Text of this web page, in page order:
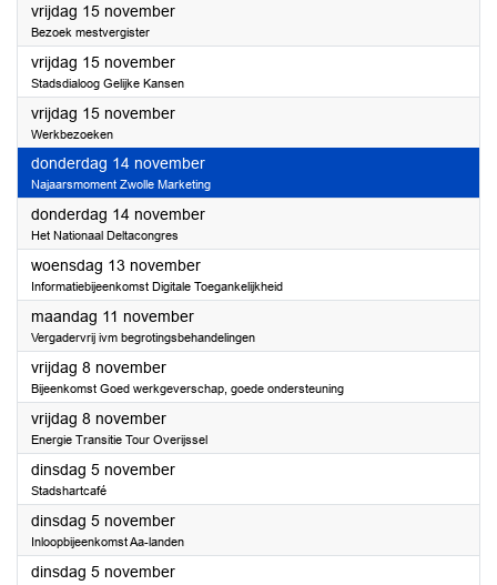
vrijdag 15 november2024
Bezoek mestvergister
vrijdag 15 november2024
Stadsdialoog Gelijke Kansen
vrijdag 15 november2024
Werkbezoeken
donderdag 14 november2024
Najaarsmoment Zwolle Marketing
donderdag 14 november2024
Het Nationaal Deltacongres
woensdag 13 november2024
Informatiebijeenkomst Digitale Toegankelijkheid
maandag 11 november2024
Vergadervrij ivm begrotingsbehandelingen
vrijdag 8 november2024
Bijeenkomst Goed werkgeverschap, goede ondersteuning
vrijdag 8 november2024
Energie Transitie Tour Overijssel
dinsdag 5 november2024
Stadshartcafé
dinsdag 5 november2024
Inloopbijeenkomst Aa-landen
dinsdag 5 november2024